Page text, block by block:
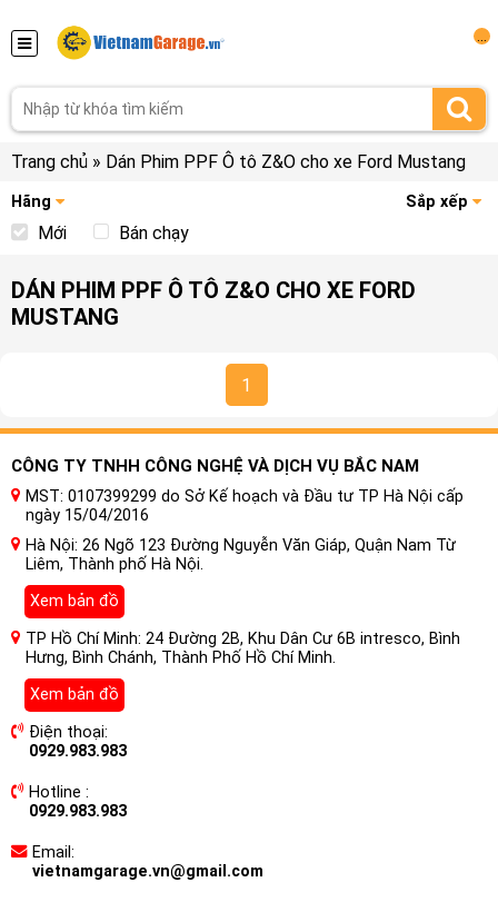
Trang chủ » Dán Phim PPF Ô tô Z&O cho xe Ford Mustang
Hãng Sắp xếp
Mới Bán chạy
DÁN PHIM PPF Ô TÔ Z&O CHO XE FORD
MUSTANG
1
CÔNG TY TNHH CÔNG NGHỆ VÀ DỊCH VỤ BẮC NAM
MST: 0107399299 do Sở Kế hoạch và Đầu tư TP Hà Nội cấp
ngày 15/04/2016
Hà Nội: 26 Ngõ 123 Đường Nguyễn Văn Giáp, Quận Nam Từ
Liêm, Thành phố Hà Nội.
Xem bản đồ
TP Hồ Chí Minh: 24 Đường 2B, Khu Dân Cư 6B intresco, Bình
Hưng, Bình Chánh, Thành Phố Hồ Chí Minh.
Xem bản đồ
Điện thoại:
0929.983.983
Hotline :
0929.983.983
Email:
vietnamgarage.vn@gmail.com